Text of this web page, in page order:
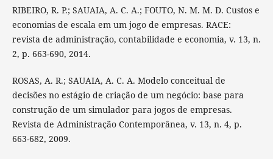
RIBEIRO, R. P.; SAUAIA, A. C. A.; FOUTO, N. M. M. D. Custos e
economias de escala em um jogo de empresas. RACE:
revista de administração, contabilidade e economia, v. 13, n.
2, p. 663-690, 2014.
ROSAS, A. R.; SAUAIA, A. C. A. Modelo conceitual de
decisões no estágio de criação de um negócio: base para
construção de um simulador para jogos de empresas.
Revista de Administração Contemporânea, v. 13, n. 4, p.
663-682, 2009.